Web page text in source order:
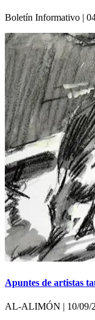
Boletín Informativo |
Apuntes de artistas
AL-ALIMÓN | 10/09/